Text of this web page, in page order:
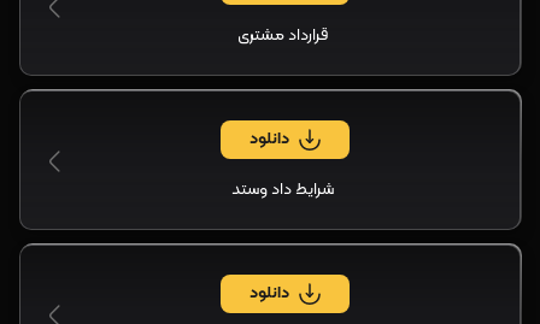
قرارداد مشتری
دانلود
شرایط داد‌‌‌ وستد
دانلود